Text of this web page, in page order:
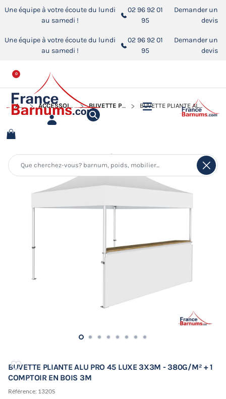
Une équipe à votre écoute du lundi
au samedi !
02 96 92 01
95
Demander un
devis
Une équipe à votre écoute du lundi
au samedi !
02 96 92 01
95
Demander un
devis
0
ACCUEIL ACCESSOIRES POUR BARNUMS PLIANTS BUVETTE PLIANTE - STANDS COMPTOIRS BUVETTE PLIANTE ALU PRO 45 LUXE 3X3M - 380G/M² + 1 COMPTOIR EN BOIS 3M
BUVETTE PLIANTE ALU PRO 45 LUXE 3X3M - 380G/M² + 1
COMPTOIR EN BOIS 3M
Référence: 1320S